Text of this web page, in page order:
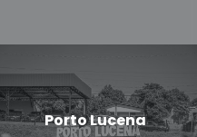
Porto Lucena